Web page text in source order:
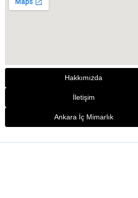
Hakkımızda
İletişim
Ankara İç Mimarlık